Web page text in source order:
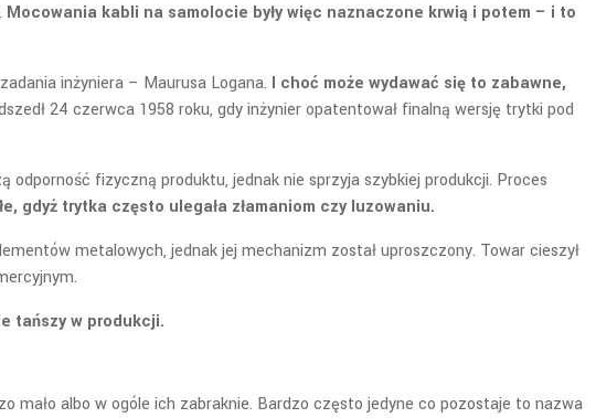
Mocowania kabli na samolocie były więc naznaczone krwią i potem – i to
inżyniera – Maurusa Logana. I choć może wydawać się to zabawne,
24 czerwca 1958 roku, gdy inżynier opatentował finalną wersję trytki pod
fizyczną produktu, jednak nie sprzyja szybkiej produkcji. Proces
gdyż trytka często ulegała złamaniom czy luzowaniu.
metalowych, jednak jej mechanizm został uproszczony. Towar cieszył
tańszy w produkcji.
mało albo w ogóle ich zabraknie. Bardzo często jedyne co pozostaje to nazwa